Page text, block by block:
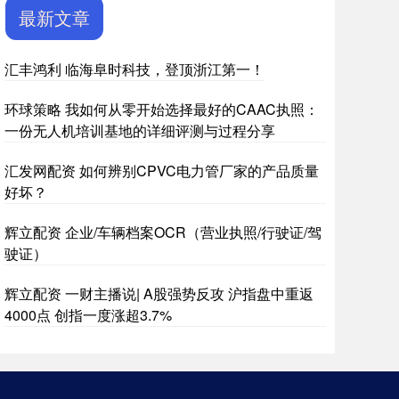
最新文章
汇丰鸿利 临海阜时科技，登顶浙江第一！
环球策略 我如何从零开始选择最好的CAAC执照：
一份无人机培训基地的详细评测与过程分享
汇发网配资 如何辨别CPVC电力管厂家的产品质量
好坏？
辉立配资 企业/车辆档案OCR（营业执照/行驶证/驾
驶证）
辉立配资 一财主播说| A股强势反攻 沪指盘中重返
4000点 创指一度涨超3.7%